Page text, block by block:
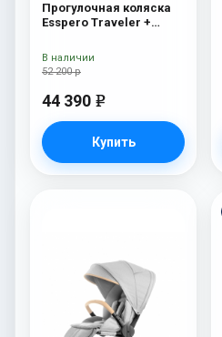
Прогулочная коляска
Esspero Traveler +
52 200 р
44 390 e
Купить
В наличии